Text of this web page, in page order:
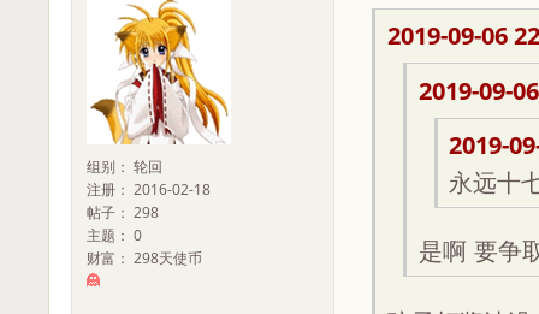
组别： 轮回
注册： 2016-02-18
帖子： 298
主题： 0
财富： 298天使币
2019-09-06
2019-09-
2019-
永远十
是啊 要争